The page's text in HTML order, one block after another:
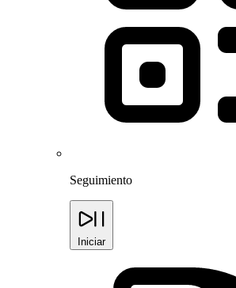
Seguimiento
Iniciar